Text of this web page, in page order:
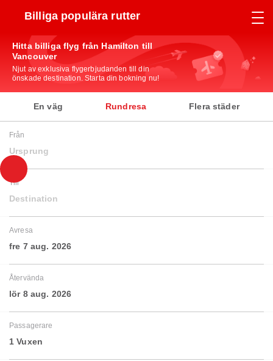
Billiga populära rutter
Hitta billiga flyg från Hamilton till
Vancouver
Njut av exklusiva flygerbjudanden till din
önskade destination. Starta din bokning nu!
En väg Rundresa Flera städer
Från
Ursprung
Till
Destination
Avresa
fre 7 aug. 2026
Återvända
lör 8 aug. 2026
Passagerare
1 Vuxen